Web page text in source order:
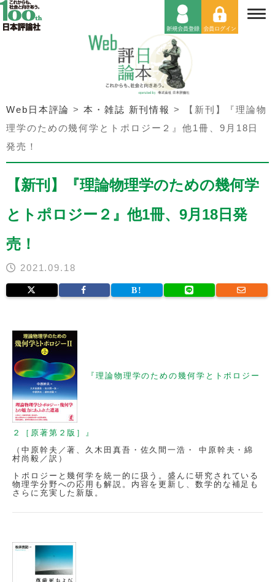
Web日本評論 >本・雑誌 新刊情報 >
【新刊】『理論物
理学のための幾何学とトポロジー２』他1冊、9月18日
発売！
【新刊】『理論物理学のための幾何学
とトポロジー２』他1冊、9月18日発
売！
2021.09.18
『理論物理学のための幾何学とトポロジー
２［原著第２版］』
（中原幹夫／著、久木田真吾・佐久間一浩・ 中原幹夫・綿
村尚毅／訳）
トポロジーと幾何学を統一的に扱う。盛んに研究されている
物理学分野への応用も解説。内容を更新し、数学的な補足も
さらに充実した新版。